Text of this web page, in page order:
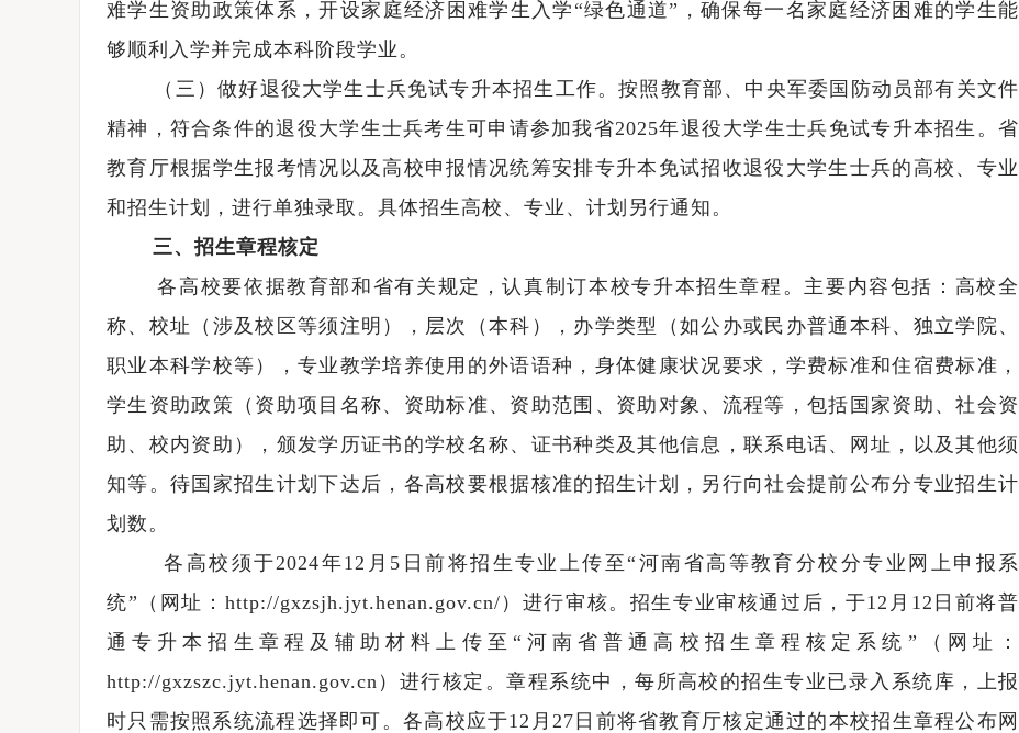
难学生资助政策体系，开设家庭经济困难学生入学“绿色通道”，确保每一名家庭经济困难的学生能
够顺利入学并完成本科阶段学业。
（三）做好退役大学生士兵免试专升本招生工作。按照教育部、中央军委国防动员部有关文件
精神，符合条件的退役大学生士兵考生可申请参加我省2025年退役大学生士兵免试专升本招生。省
教育厅根据学生报考情况以及高校申报情况统筹安排专升本免试招收退役大学生士兵的高校、专业
和招生计划，进行单独录取。具体招生高校、专业、计划另行通知。
三、招生章程核定
各高校要依据教育部和省有关规定，认真制订本校专升本招生章程。主要内容包括：高校全
称、校址（涉及校区等须注明），层次（本科），办学类型（如公办或民办普通本科、独立学院、
职业本科学校等），专业教学培养使用的外语语种，身体健康状况要求，学费标准和住宿费标准，
学生资助政策（资助项目名称、资助标准、资助范围、资助对象、流程等，包括国家资助、社会资
助、校内资助），颁发学历证书的学校名称、证书种类及其他信息，联系电话、网址，以及其他须
知等。待国家招生计划下达后，各高校要根据核准的招生计划，另行向社会提前公布分专业招生计
划数。
各高校须于2024年12月5日前将招生专业上传至“河南省高等教育分校分专业网上申报系
统”（网址：http://gxzsjh.jyt.henan.gov.cn/）进行审核。招生专业审核通过后，于12月12日前将普
通专升本招生章程及辅助材料上传至“河南省普通高校招生章程核定系统”（网址：
http://gxzszc.jyt.henan.gov.cn）进行核定。章程系统中，每所高校的招生专业已录入系统库，上报
时只需按照系统流程选择即可。各高校应于12月27日前将省教育厅核定通过的本校招生章程公布网